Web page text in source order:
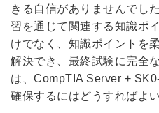
きる自信がありませんでし
習を通じて関連する知識ポ
けでなく、知識ポイントを
解決でき、最終試験に完全
は、CompTIA Server +
確保するにはどうすればよ